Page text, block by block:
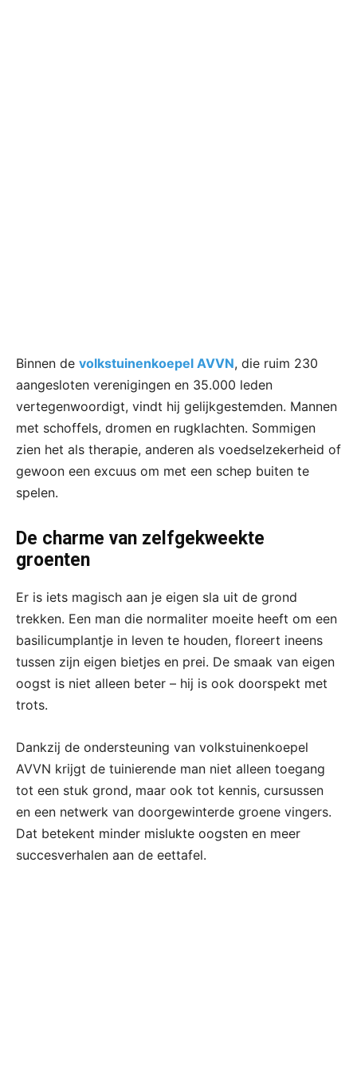
Binnen de volkstuinenkoepel AVVN, die ruim 230
aangesloten verenigingen en 35.000 leden
vertegenwoordigt, vindt hij gelijkgestemden. Mannen
met schoffels, dromen en rugklachten. Sommigen
zien het als therapie, anderen als voedselzekerheid of
gewoon een excuus om met een schep buiten te
spelen.
De charme van zelfgekweekte
groenten
Er is iets magisch aan je eigen sla uit de grond
trekken. Een man die normaliter moeite heeft om een
basilicumplantje in leven te houden, floreert ineens
tussen zijn eigen bietjes en prei. De smaak van eigen
oogst is niet alleen beter – hij is ook doorspekt met
trots.
Dankzij de ondersteuning van volkstuinenkoepel
AVVN krijgt de tuinierende man niet alleen toegang
tot een stuk grond, maar ook tot kennis, cursussen
en een netwerk van doorgewinterde groene vingers.
Dat betekent minder mislukte oogsten en meer
succesverhalen aan de eettafel.